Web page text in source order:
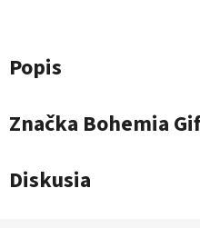
Popis
Značka Bohemia
Diskusia